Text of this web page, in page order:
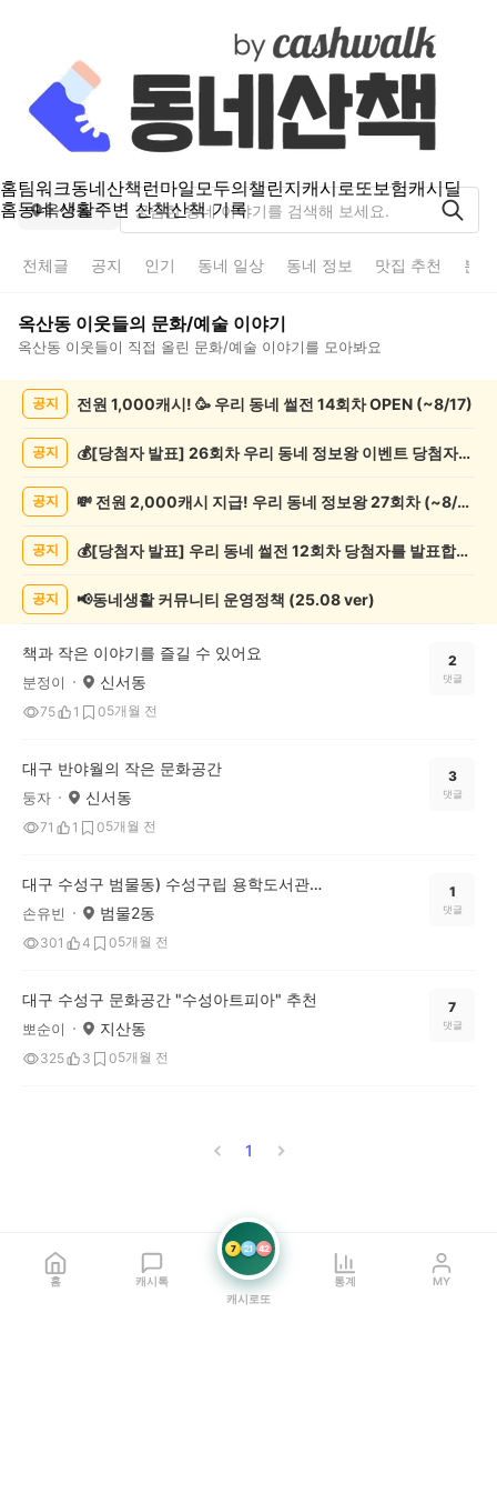
홈팀워크동네산책런마일모두의챌린지캐시로또보험캐시딜
홈동네 생활주변 산책산책 기록
옥산동
전체글 공지 인기 동네 일상 동네 정보 맛집 추천 분
옥산동 이웃들의 문화/예술 이야기
옥산동 이웃들이 직접 올린 문화/예술 이야기를 모아봐요
록
공지 전원 1,000캐시! 🥳 우리 동네 썰전 14회차 OPEN (~8/17)
공지 💰[당첨자 발표] 26회차 우리 동네 정보왕 이벤트 당첨자를 발표합니다!
공지 💸 전원 2,000캐시 지급! 우리 동네 정보왕 27회차 (~8/10)
공지 💰[당첨자 발표] 우리 동네 썰전 12회차 당첨자를 발표합니다!
공지 📢동네생활 커뮤니티 운영정책 (25.08 ver)
책과 작은 이야기를 즐길 수 있어요
분정이 신서동
75 1 05개월 전
2
댓글
대구 반야월의 작은 문화공간
둥자 신서동
71 1 05개월 전
3
댓글
대구 수성구 범물동) 수성구립 용학도서관을 소개합니다
손유빈 범물2동
301 4 05개월 전
1
댓글
대구 수성구 문화공간 "수성아트피아" 추천
뽀순이 지산동
325 3 05개월 전
7
댓글
1
홈 캐시톡
7 21 42
캐시로또
통계 MY